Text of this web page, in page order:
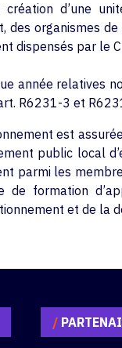
d’une
des organismes
dispensés par le
année relatives
R6231-3 et
est
public local
parmi les
formation
et de la
/